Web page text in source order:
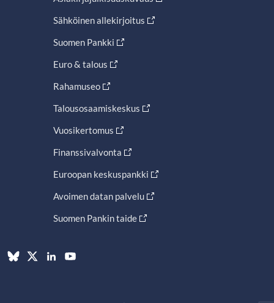
Sähköinen allekirjoitus
Suomen Pankki
Euro & talous
Rahamuseo
Talousosaamiskeskus
Vuosikertomus
Finanssivalvonta
Euroopan keskuspankki
Avoimen datan palvelu
Suomen Pankin taide